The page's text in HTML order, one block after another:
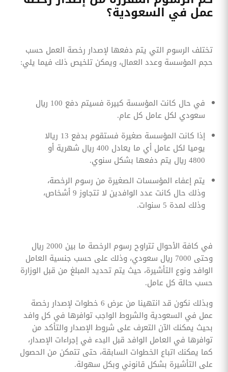
عمل في السعودية؟
تختلف الرسوم التي يتم دفعها لإصدار رخصة العمل حسب
حجم المؤسسة وعدد العمال، ويمكن تلخيص ذلك فيما يلي:
في حال كانت المؤسسة كبيرة فسيتم دفع 100 ريال
سعودي لكل عامل كل عام.
إذا كانت المؤسسة صغيرة فستقوم بدفع 13 ريالا
يوميا لكل عامل أي ما يعادل 400 ريال شهرية أو
4800 ريال يتم دفعها بشكل سنوي.
يتم إعفاء المؤسسات الصغيرة من رسوم الرخصة،
وذلك حال كانت عدد الوافدين لا تتجاوز 9 أشخاص،
وذلك لمدة 5 سنوات.
في كافة الأحوال تتراوح رسوم الرخصة ما بين 2000 ريال
وحتى 7000 ريال سعودي، وذلك على حسب جنسية العامل
الوافد ونوع التأشيرة، حيث يتم تحديد المبلغ من قبل الوزارة
حسب حالة كل عامل.
وبذلك نكون قد انتهينا من عرض 6 خطوات لإصدار رخصة
عمل في السعودية والشروط الواجب توافرها في كل وافد
بحيث يمكنك الآن التعرف على شروط الإصدار والتأكد من
توافرها في العامل الوافد قبل البدء في إجراءات الإصدار،
كما يمكنك اتباع الخطوات السابقة، حتى تتمكن من الحصول
على التأشيرة بشكل قانوني وبكل سهولة.